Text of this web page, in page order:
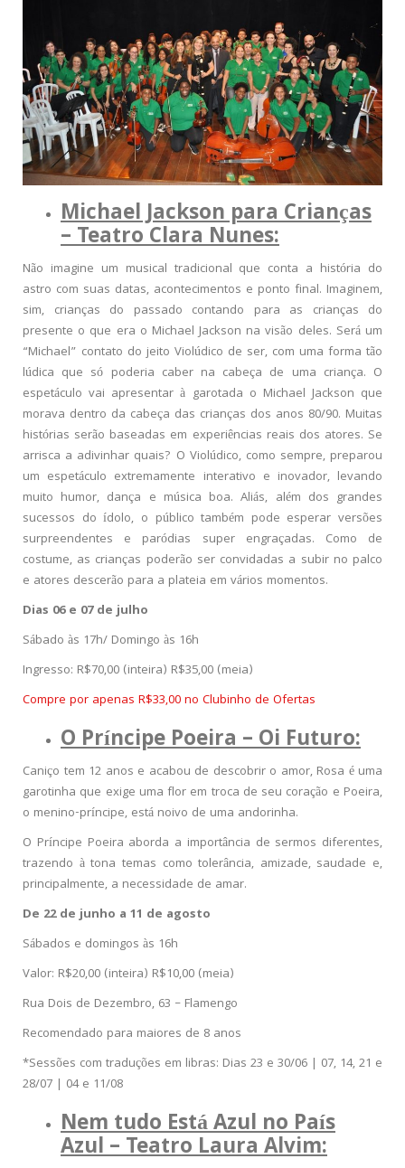
Michael Jackson para Crianças
– Teatro Clara Nunes:
Não imagine um musical tradicional que conta a história do
astro com suas datas, acontecimentos e ponto final. Imaginem,
sim, crianças do passado contando para as crianças do
presente o que era o Michael Jackson na visão deles. Será um
“Michael” contato do jeito Violúdico de ser, com uma forma tão
lúdica que só poderia caber na cabeça de uma criança. O
espetáculo vai apresentar à garotada o Michael Jackson que
morava dentro da cabeça das crianças dos anos 80/90. Muitas
histórias serão baseadas em experiências reais dos atores. Se
arrisca a adivinhar quais? O Violúdico, como sempre, preparou
um espetáculo extremamente interativo e inovador, levando
muito humor, dança e música boa. Aliás, além dos grandes
sucessos do ídolo, o público também pode esperar versões
surpreendentes e paródias super engraçadas. Como de
costume, as crianças poderão ser convidadas a subir no palco
e atores descerão para a plateia em vários momentos.
Dias 06 e 07 de julho
Sábado às 17h/ Domingo às 16h
Ingresso: R$70,00 (inteira) R$35,00 (meia)
Compre por apenas R$33,00 no Clubinho de Ofertas
O Príncipe Poeira – Oi Futuro:
Caniço tem 12 anos e acabou de descobrir o amor, Rosa é uma
garotinha que exige uma flor em troca de seu coração e Poeira,
o menino-príncipe, está noivo de uma andorinha.
O Príncipe Poeira aborda a importância de sermos diferentes,
trazendo à tona temas como tolerância, amizade, saudade e,
principalmente, a necessidade de amar.
De 22 de junho a 11 de agosto
Sábados e domingos às 16h
Valor: R$20,00 (inteira) R$10,00 (meia)
Rua Dois de Dezembro, 63 – Flamengo
Recomendado para maiores de 8 anos
*Sessões com traduções em libras: Dias 23 e 30/06 | 07, 14, 21 e
28/07 | 04 e 11/08
Nem tudo Está Azul no País
Azul – Teatro Laura Alvim: